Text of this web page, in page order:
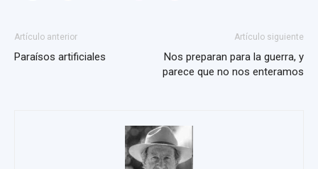
Artículo anterior
Paraísos artificiales
Artículo siguiente
Nos preparan para la guerra, y
parece que no nos enteramos